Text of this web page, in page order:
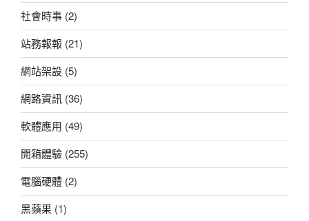
社會時事 (2)
站務報報 (21)
網站架設 (5)
網路資訊 (36)
軟體應用 (49)
開箱體驗 (255)
電腦硬體 (2)
黑蘋果 (1)